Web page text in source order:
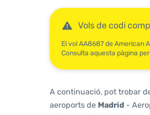
Vols de codi
El vol AA8687 de American
Consulta aquesta pàgina
A continuació, pot trobar
aeroports de Madrid -